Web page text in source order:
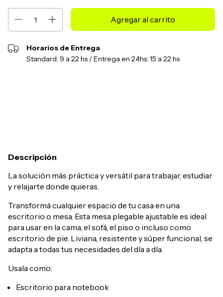
Horarios de Entrega
Standard: 9 a 22 hs / Entrega en 24hs: 15 a 22 hs
Descripción
La solución más práctica y versátil para trabajar, estudiar
y relajarte donde quieras.
Transformá cualquier espacio de tu casa en una
escritorio o mesa. Esta mesa plegable ajustable es ideal
para usar en la cama, el sofá, el piso o incluso como
escritorio de pie. Liviana, resistente y súper funcional, se
adapta a todas tus necesidades del día a día.
Usala como:
Escritorio para notebook